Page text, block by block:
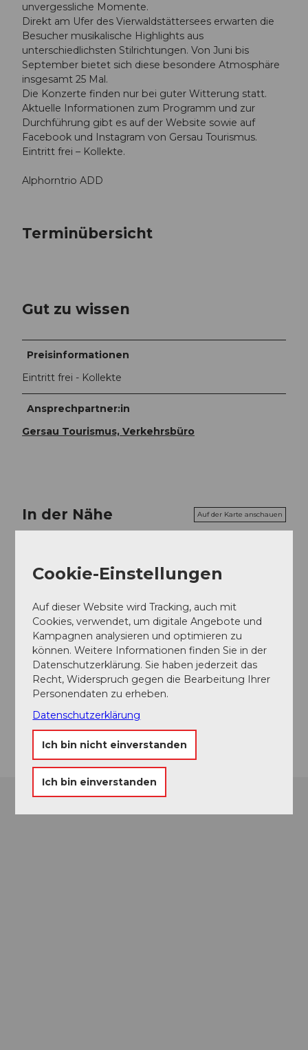
unvergessliche Momente.
Direkt am Ufer des Vierwaldstättersees erwarten die
Besucher musikalische Highlights aus
unterschiedlichsten Stilrichtungen. Von Juni bis
September bietet sich diese besondere Atmosphäre
insgesamt 25 Mal.
Die Konzerte finden nur bei guter Witterung statt.
Aktuelle Informationen zum Programm und zur
Durchführung gibt es auf der Website sowie auf
Facebook und Instagram von Gersau Tourismus.
Eintritt frei – Kollekte.
Alphorntrio ADD
Terminübersicht
Gut zu wissen
Preisinformationen
Eintritt frei - Kollekte
Ansprechpartner:in
Gersau Tourismus, Verkehrsbüro
In der Nähe Auf der Karte anschauen
Veranstaltung
Veranstaltungsort
Ausserdorfstrasse 6442 Gersau
Ausserdorfstrasse
6442Gersau
Website
Cookie-Einstellungen
Auf dieser Website wird Tracking, auch mit
Cookies, verwendet, um digitale Angebote und
Kampagnen analysieren und optimieren zu
können. Weitere Informationen finden Sie in der
Datenschutzerklärung. Sie haben jederzeit das
Recht, Widerspruch gegen die Bearbeitung Ihrer
Personendaten zu erheben.
Datenschutzerklärung
Ich bin nicht einverstanden
Ich bin einverstanden